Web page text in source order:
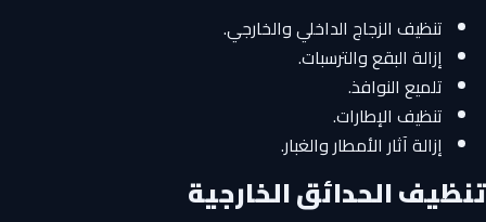
تنظيف الزجاج الداخلي والخارجي.
إزالة البقع والترسبات.
تلميع النوافذ.
تنظيف الإطارات.
إزالة آثار الأمطار والغبار.
تنظيف الحدائق الخارجية